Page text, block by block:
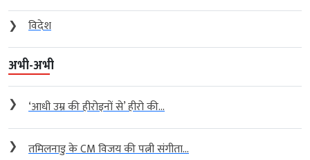
❯
विदेश
अभी-अभी
❯ ‘आधी उम्र की हीरोइनों से’ हीरो की...
❯ तमिलनाडु के CM विजय की पत्नी संगीता...